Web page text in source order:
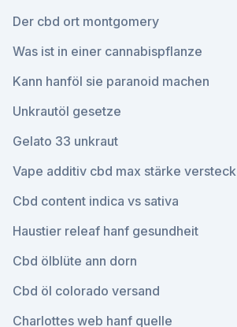
Der cbd ort montgomery
Was ist in einer cannabispflanze
Kann hanföl sie paranoid machen
Unkrautöl gesetze
Gelato 33 unkraut
Vape additiv cbd max stärke versteck
Cbd content indica vs sativa
Haustier releaf hanf gesundheit
Cbd ölblüte ann dorn
Cbd öl colorado versand
Charlottes web hanf quelle